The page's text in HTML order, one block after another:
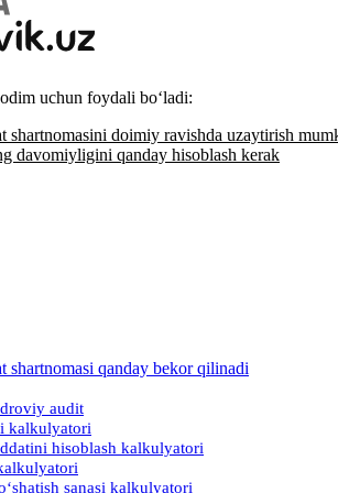
uchun foydali boʻladi:
shartnomasini doimiy ravishda uzaytirish
davomiyligini qanday hisoblash kerak
shartnomasi qanday bekor qilinadi
audit
kalkulyatori
hisoblash kalkulyatori
sanasi kalkulyatori